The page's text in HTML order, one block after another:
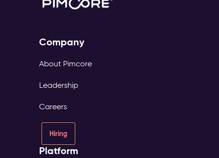
Company
About Pimcore
Leadership
Careers
Hiring
Platform